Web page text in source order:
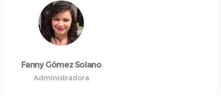
Fanny Gómez Solano
Administradora